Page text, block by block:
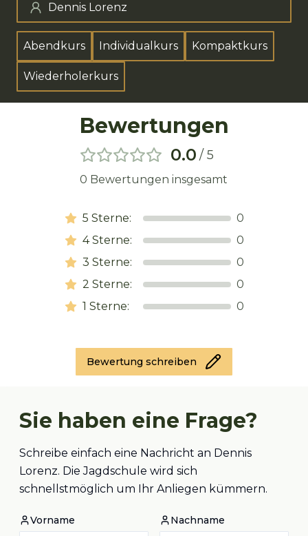
Dennis Lorenz
Abendkurs Individualkurs Kompaktkurs
Wiederholerkurs
Bewertungen
0.0 / 5
0 Bewertungen insgesamt
5 Sterne:
0
4Sterne:
0
3 Sterne:
0
2 Sterne:
0
1 Sterne: 0
Bewertung schreiben
Sie haben eine Frage?
Schreibe einfach eine Nachricht an Dennis
Lorenz. Die Jagdschule wird sich
schnellstmöglich um Ihr Anliegen kümmern.
Vorname Nachname